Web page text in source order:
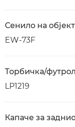
Сенило на
EW-73F
Торбичка/
LP1219
Капаче за